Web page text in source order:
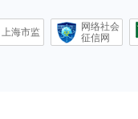
上海市监
网络社会
征信网